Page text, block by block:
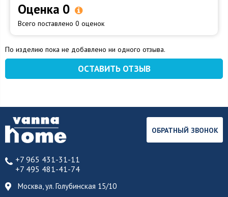
Оценка 0
Всего поставлено 0 оценок
По изделию пока не добавлено ни одного отзыва.
ОСТАВИТЬ ОТЗЫВ
+7 965 431-31-11
+7 495 481-41-74
Москва, ул. Голубинская 15/10
ОБРАТНЫЙ ЗВОНОК